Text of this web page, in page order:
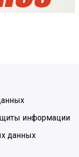
информации
данных